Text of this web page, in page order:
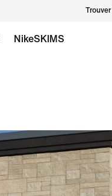
NikeSKIMS